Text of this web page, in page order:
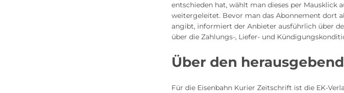
entschieden hat, wählt man dieses per Mausklick
weitergeleitet. Bevor man das Abonnement dort
angibt, informiert der Anbieter ausführlich über
über die Zahlungs-, Liefer- und
Über den
Für die Eisenbahn Kurier Zeitschrift ist die EK-